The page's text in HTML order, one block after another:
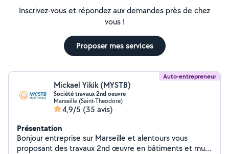
Inscrivez-vous et répondez aux demandes près de chez
vous !
Proposer mes services
Auto-entrepreneur
Mickael Yikik (MYSTB)
Société travaux 2nd oeuvre
Marseille (Saint-Theodore)
4,9/5 (35 avis)
Présentation
Bonjour entreprise sur Marseille et alentours vous
proposant des travaux 2nd œuvre en bâtiments et multi